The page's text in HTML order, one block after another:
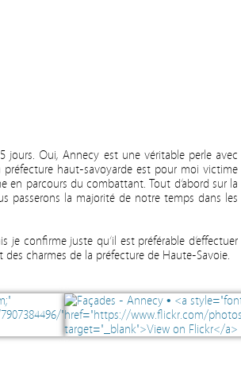
Oui, Annecy est une véritable perle avec
préfecture haut-savoyarde est pour moi victime
en parcours du combattant. Tout d’abord sur la
passerons la majorité de notre temps dans les
je confirme juste qu’il est préférable d’effectuer
charmes de la préfecture de Haute-Savoie.